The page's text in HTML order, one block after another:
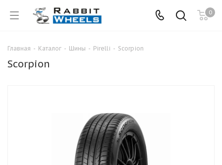
0
Главная - Каталог - Шины - Pirelli - Scorpion
Scorpion